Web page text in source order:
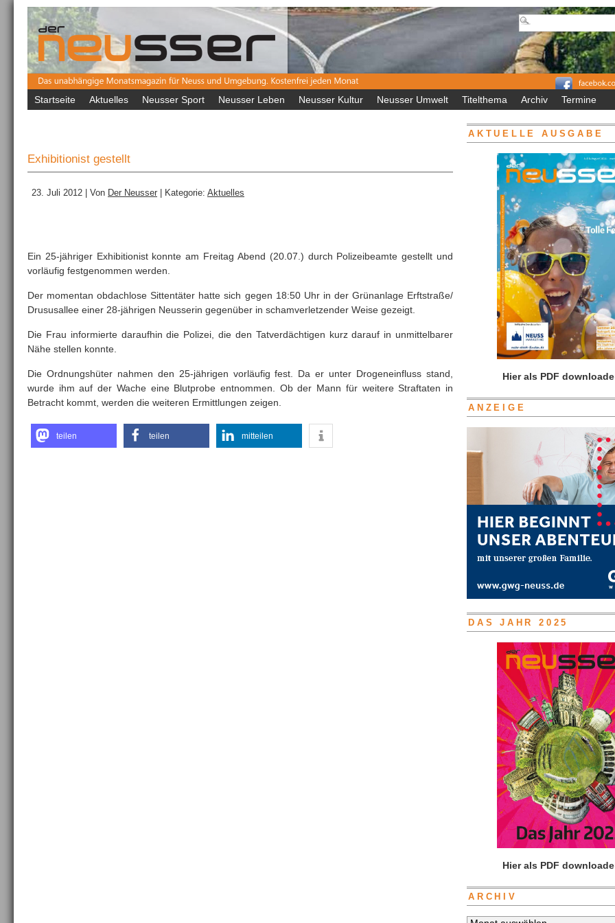
Startseite Aktuelles Neusser Sport Neusser Leben Neusser Kultur Neusser Umwelt Titelthema Archiv Termine
Exhibitionist gestellt
23. Juli 2012 | Von Der Neusser | Kategorie: Aktuelles
Ein 25-jähriger Exhibitionist konnte am Freitag Abend (20.07.) durch Polizeibeamte gestellt und
vorläufig festgenommen werden.
Der momentan obdachlose Sittentäter hatte sich gegen 18:50 Uhr in der Grünanlage Erftstraße/
Drususallee einer 28-jährigen Neusserin gegenüber in schamverletzender Weise gezeigt.
Die Frau informierte daraufhin die Polizei, die den Tatverdächtigen kurz darauf in unmittelbarer
Nähe stellen konnte.
Die Ordnungshüter nahmen den 25-jährigen vorläufig fest. Da er unter Drogeneinfluss stand,
wurde ihm auf der Wache eine Blutprobe entnommen. Ob der Mann für weitere Straftaten in
Betracht kommt, werden die weiteren Ermittlungen zeigen.
teilen teilen mitteilen
AKTUELLE AUSGABE
Hier als PDF
ANZEIGE
DAS JAHR 2025
Hier als PDF
ARCHIV